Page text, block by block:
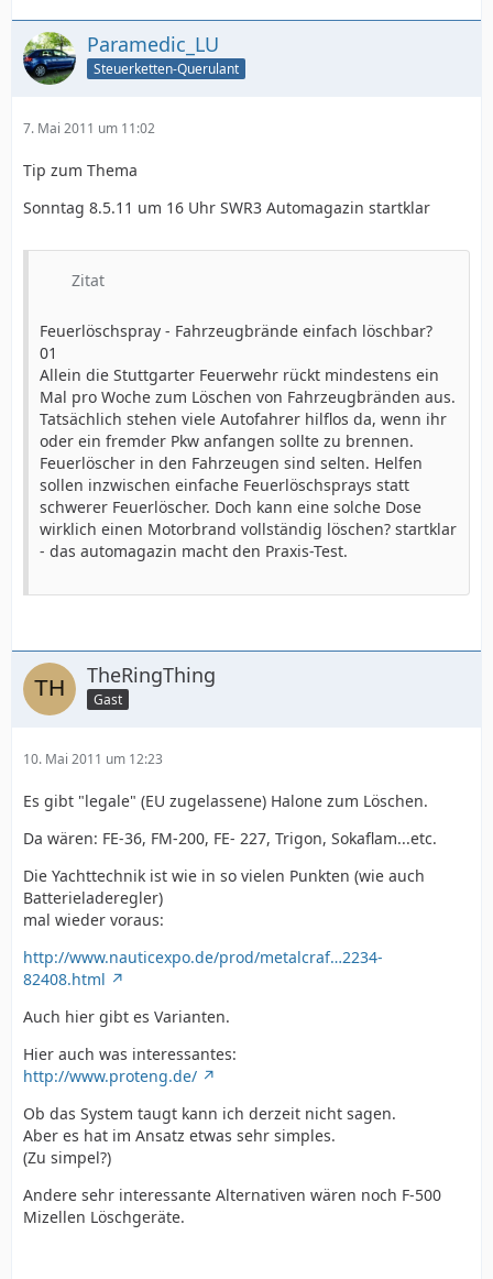
Paramedic_LU
Steuerketten-Querulant
7. Mai 2011 um 11:02
Tip zum Thema
Sonntag 8.5.11 um 16 Uhr SWR3 Automagazin startklar
Zitat
Feuerlöschspray - Fahrzeugbrände einfach löschbar?
01
Allein die Stuttgarter Feuerwehr rückt mindestens ein
Mal pro Woche zum Löschen von Fahrzeugbränden aus.
Tatsächlich stehen viele Autofahrer hilflos da, wenn ihr
oder ein fremder Pkw anfangen sollte zu brennen.
Feuerlöscher in den Fahrzeugen sind selten. Helfen
sollen inzwischen einfache Feuerlöschsprays statt
schwerer Feuerlöscher. Doch kann eine solche Dose
wirklich einen Motorbrand vollständig löschen? startklar
- das automagazin macht den Praxis-Test.
TheRingThing
Gast
10. Mai 2011 um 12:23
Es gibt "legale" (EU zugelassene) Halone zum Löschen.
Da wären: FE-36, FM-200, FE- 227, Trigon, Sokaflam...etc.
Die Yachttechnik ist wie in so vielen Punkten (wie auch
Batterieladeregler)
mal wieder voraus:
http://www.nauticexpo.de/prod/metalcraf…2234-
82408.html
Auch hier gibt es Varianten.
Hier auch was interessantes:
http://www.proteng.de/
Ob das System taugt kann ich derzeit nicht sagen.
Aber es hat im Ansatz etwas sehr simples.
(Zu simpel?)
Andere sehr interessante Alternativen wären noch F-500
Mizellen Löschgeräte.